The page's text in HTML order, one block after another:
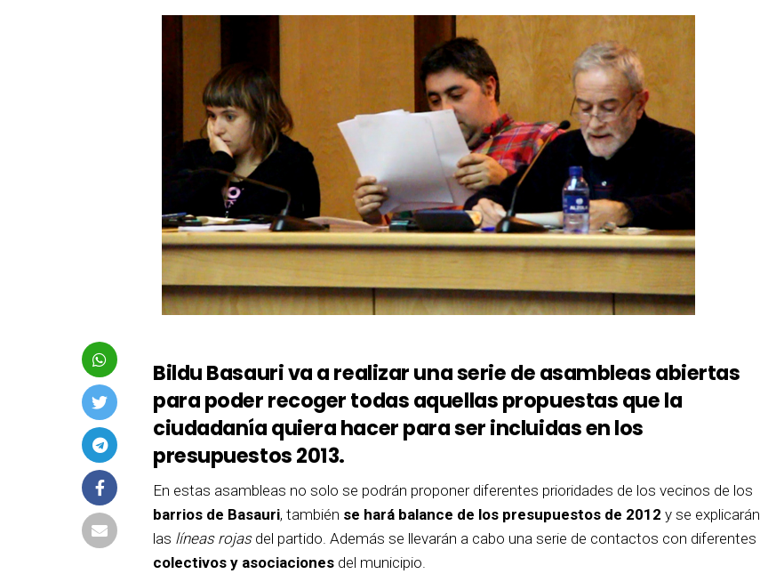
Bildu Basauri va a realizar una serie de asambleas abiertas
para poder recoger todas aquellas propuestas que la
ciudadanía quiera hacer para ser incluidas en los
presupuestos 2013.
En estas asambleas no solo se podrán proponer diferentes prioridades de los vecinos de los
barrios de Basauri, también se hará balance de los presupuestos de 2012 y se explicarán
las líneas rojasdel partido. Además se llevarán a cabo una serie de contactos con diferentes
colectivos y asociaciones del municipio.